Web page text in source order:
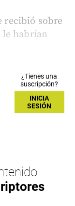
recibió sobre
le habrían
¿Tienes una
suscripción?
INICIA
SESIÓN